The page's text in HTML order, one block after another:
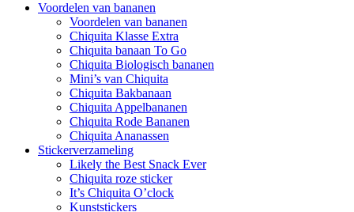
Voordelen van bananen
Voordelen van bananen
Chiquita Klasse Extra
Chiquita banaan To Go
Chiquita Biologisch bananen
Mini’s van Chiquita
Chiquita Bakbanaan
Chiquita Appelbananen
Chiquita Rode Bananen
Chiquita Ananassen
Stickerverzameling
Likely the Best Snack Ever
Chiquita roze sticker
It’s Chiquita O’clock
Kunststickers